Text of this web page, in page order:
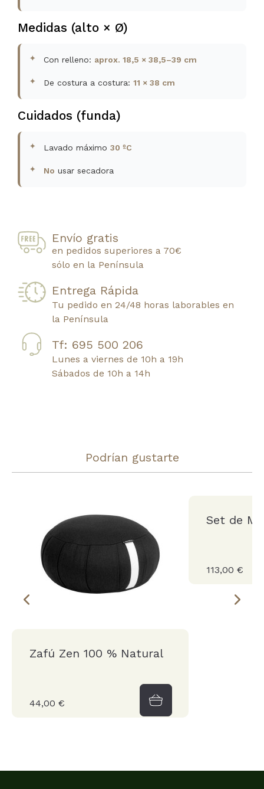
Medidas (alto × Ø)
Con relleno: aprox. 18,5 × 38,5–39 cm
De costura a costura: 11 × 38 cm
Cuidados (funda)
Lavado máximo 30 ºC
No usar secadora
Envío gratis
en pedidos superiores a 70€
sólo en la Península
Entrega Rápida
Tu pedido en 24/48 horas laborables en
la Península
Tf: 695 500 206
Lunes a viernes de 10h a 19h
Sábados de 10h a 14h
Podrían gustarte
Zafú Zen 100 % Natural
44,00 €
Set de
113,00 €